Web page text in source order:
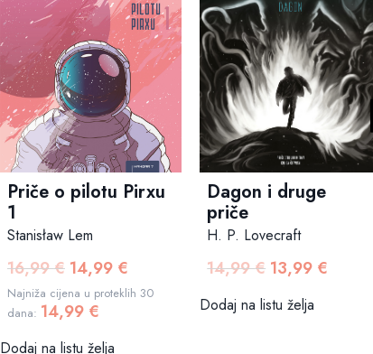
Priče o pilotu Pirxu
1
Stanisław Lem
16,99€ Izvorna
cijena
bila
14,99 €Trenutna
cijena
Najniža cijena u proteklih 30
dana: 14,99 €
Dodaj na listu želja
Dagon i druge
priče
H. P. Lovecraft
14,99€ Izvorna
bila
13,99 €
Dodaj na listu želja